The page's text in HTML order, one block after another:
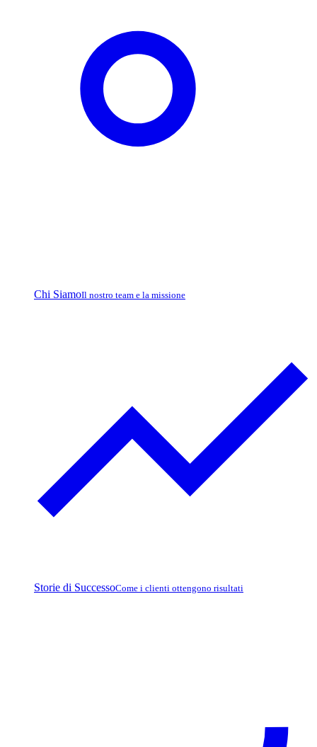
Chi SiamoIl nostro team e la missione
Storie di SuccessoCome i clienti ottengono risultati